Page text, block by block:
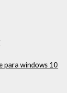
para windows 10